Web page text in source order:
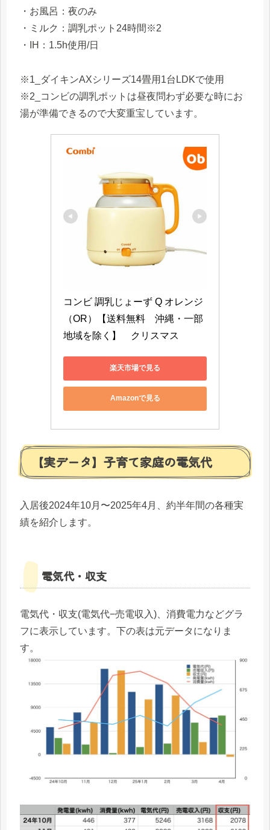
・お風呂：夜のみ
・ミルク：調乳ポット24時間※2
・IH：1.5h使用/日
※1_ダイキンAXシリーズ14畳用1台LDKで使用
※2_コンビの調乳ポットは昼夜問わず必要な時にお
湯が準備できるので大変重宝しています。
コンビ 調乳じょーず Q オレンジ
（OR）【送料無料　沖縄・一部
地域を除く】　クリスマス
楽天市場で見る
Amazonで見る
【実データ】子育て家庭の電気代
入居後2024年10月〜2025年4月、約半年間の各種実
績を紹介します。
電気代・収支
電気代・収支(電気代−売電収入)、消費電力などグラ
フに表示しています。下の表は元データになりま
す。